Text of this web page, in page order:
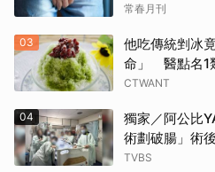
常春月刊
03
他吃傳統剉冰
命」 醫點名1
CTWANT
04
獨家／阿公比
術劃破腸」術
TVBS